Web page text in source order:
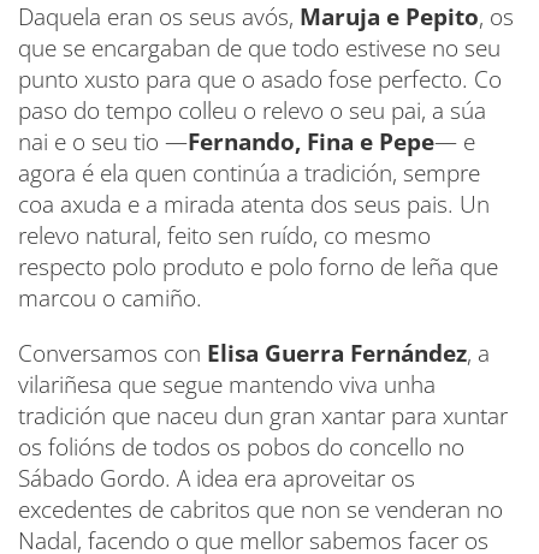
Daquela eran os seus avós, Maruja e Pepito, os
que se encargaban de que todo estivese no seu
punto xusto para que o asado fose perfecto. Co
paso do tempo colleu o relevo o seu pai, a súa
nai e o seu tio —Fernando, Fina e Pepe— e
agora é ela quen continúa a tradición, sempre
coa axuda e a mirada atenta dos seus pais. Un
relevo natural, feito sen ruído, co mesmo
respecto polo produto e polo forno de leña que
marcou o camiño.
Conversamos con Elisa Guerra Fernández, a
vilariñesa que segue mantendo viva unha
tradición que naceu dun gran xantar para xuntar
os folións de todos os pobos do concello no
Sábado Gordo. A idea era aproveitar os
excedentes de cabritos que non se venderan no
Nadal, facendo o que mellor sabemos facer os